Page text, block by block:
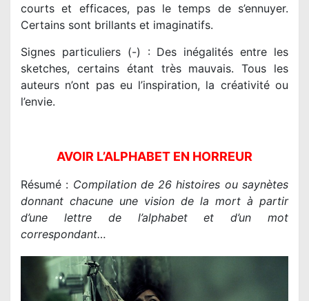
courts et efficaces, pas le temps de s’ennuyer.
Certains sont brillants et imaginatifs.
Signes particuliers (-) : Des inégalités entre les
sketches, certains étant très mauvais. Tous les
auteurs n’ont pas eu l’inspiration, la créativité ou
l’envie.
AVOIR L’ALPHABET EN HORREUR
Résumé : Compilation de 26 histoires ou saynètes
donnant chacune une vision de la mort à partir
d’une lettre de l’alphabet et d’un mot
correspondant…